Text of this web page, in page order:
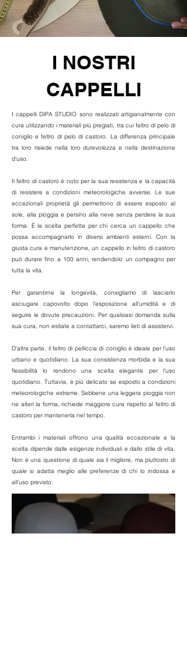
I NOSTRI
CAPPELLI
I cappelli DIPA STUDIO sono realizzati artigianalmente con
cura utilizzando i materiali più pregiati, tra cui feltro di pelo di
coniglio e feltro di pelo di castoro. La differenza principale
tra loro risiede nella loro durevolezza e nella destinazione
d'uso.
Il feltro di castoro è noto per la sua resistenza e la capacità
di resistere a condizioni meteorologiche avverse. Le sue
eccezionali proprietà gli permettono di essere esposto al
sole, alla pioggia e persino alla neve senza perdere la sua
forma. È la scelta perfetta per chi cerca un cappello che
possa accompagnarlo in diversi ambienti esterni. Con la
giusta cura e manutenzione, un cappello in feltro di castoro
può durare fino a 100 anni, rendendolo un compagno per
tutta la vita.
Per garantirne la longevità, consigliamo di lasciarlo
asciugare capovolto dopo l'esposizione all'umidità e di
seguire le dovute precauzioni. Per qualsiasi domanda sulla
sua cura, non esitate a contattarci, saremo lieti di assistervi.
D'altra parte, il feltro di pelliccia di coniglio è ideale per l'uso
urbano e quotidiano. La sua consistenza morbida e la sua
flessibilità lo rendono una scelta elegante per l'uso
quotidiano. Tuttavia, è più delicato se esposto a condizioni
meteorologiche estreme. Sebbene una leggera pioggia non
ne alteri la forma, richiede maggiore cura rispetto al feltro di
castoro per mantenerla nel tempo.
Entrambi i materiali offrono una qualità eccezionale e la
scelta dipende dalle esigenze individuali e dallo stile di vita.
Non è una questione di quale sia il migliore, ma piuttosto di
quale si adatta meglio alle preferenze di chi lo indossa e
all'uso previsto.